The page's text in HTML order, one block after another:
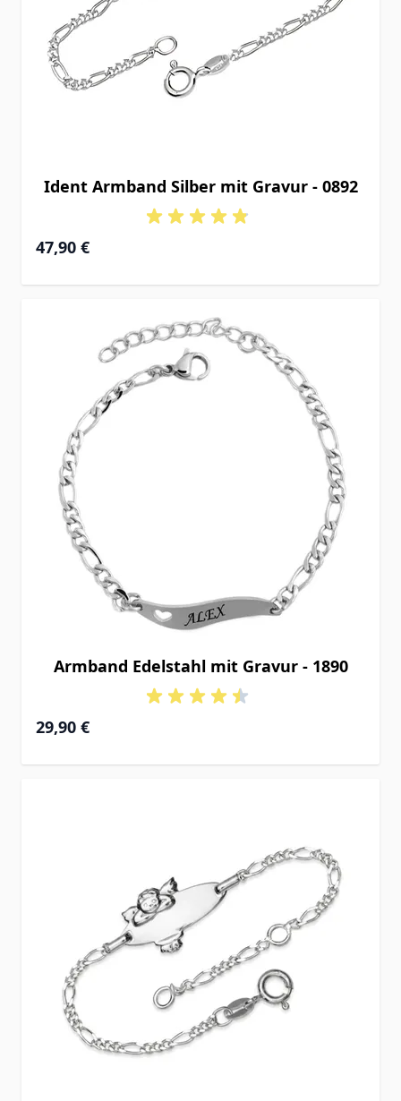
Ident Armband Silber mit Gravur - 0892
Ab
47,90 €
Armband Edelstahl mit Gravur - 1890
29,90 €